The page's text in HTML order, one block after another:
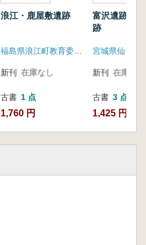
浪江・鹿屋敷遺跡
新刊 在庫なし
古書 1 点
1,760 円
富沢遺跡・
跡
新刊 在庫なし
古書 3 点
1,425 円~